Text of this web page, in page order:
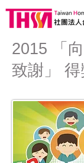
2015 「
致謝」 得